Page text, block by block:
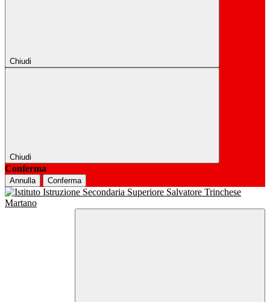
Chiudi
Chiudi
Conferma
Annulla Conferma